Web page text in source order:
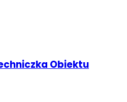
Obiektu